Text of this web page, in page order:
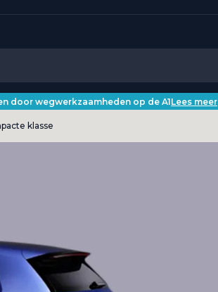
door wegwerkzaamheden op de A1Lees meer
klasse